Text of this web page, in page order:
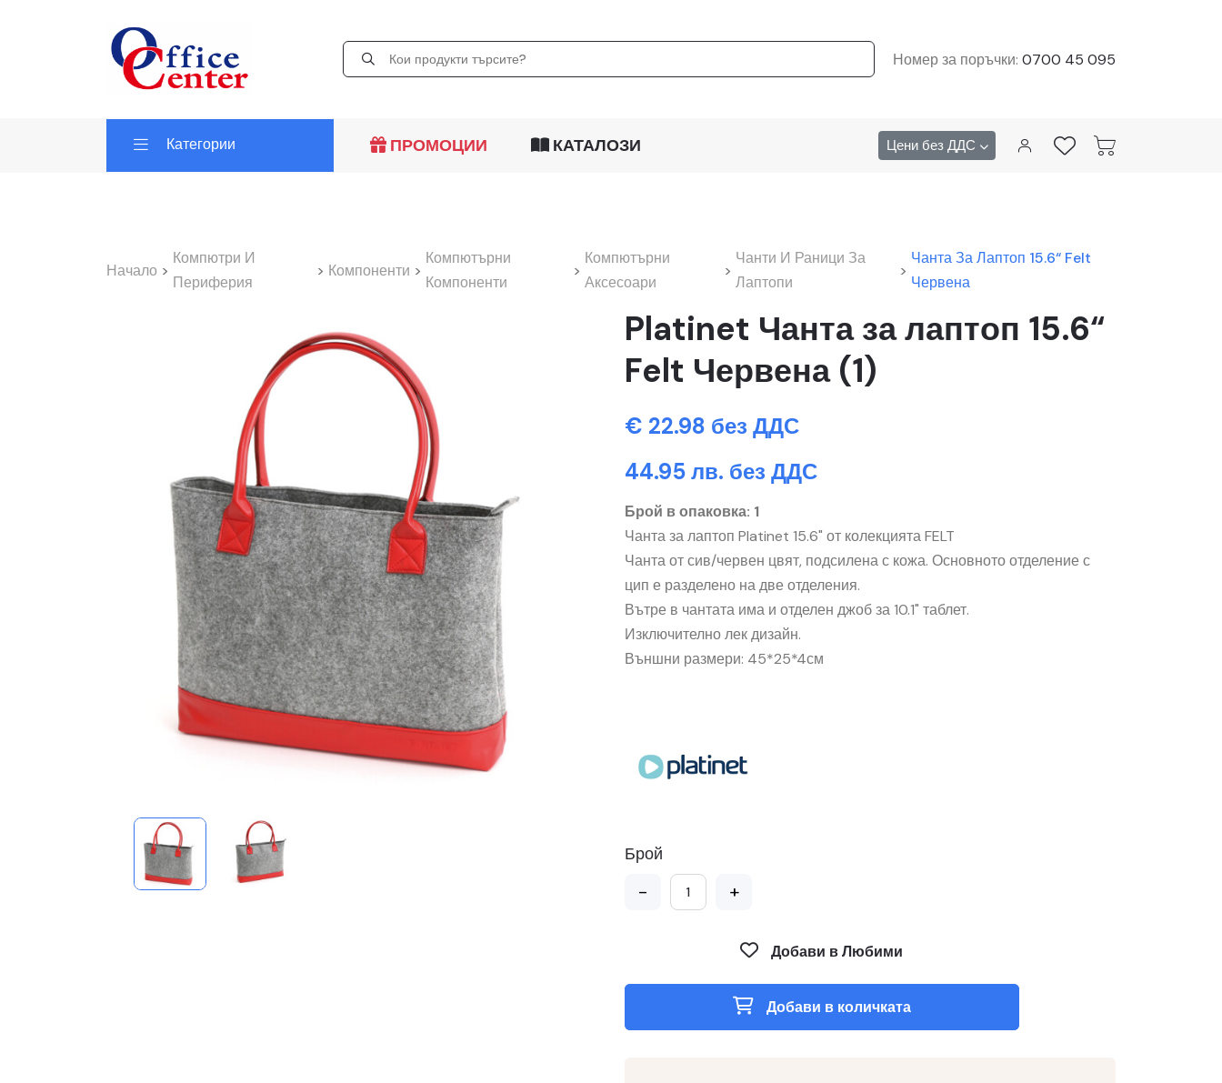
Номер за поръчки: 0700 45 095
Категории ПРОМОЦИИ КАТАЛОЗИ Цени без ДДС
Начало >
Компютри И
Периферия
> Компоненти >
Компютърни
Компоненти
>
Компютърни
Аксесоари
>
Чанти И Раници За
Лаптопи
>
Чанта За Лаптоп 15.6“ Felt
Червена
Platinet Чанта за лаптоп 15.6“
Felt Червена (1)
€ 22.98 без ДДС
44.95 лв. без ДДС
Брой в опаковка: 1
Чанта за лаптоп Platinet 15.6" от колекцията FELT
Чанта от сив/червен цвят, подсилена с кожа. Основното отделение с
цип е разделено на две отделения.
Вътре в чантата има и отделен джоб за 10.1" таблет.
Изключително лек дизайн.
Външни размери: 45*25*4см
Брой
- +
Добави в Любими
Добави в количката